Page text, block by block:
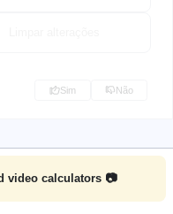
Sim Não
video calculators 📷